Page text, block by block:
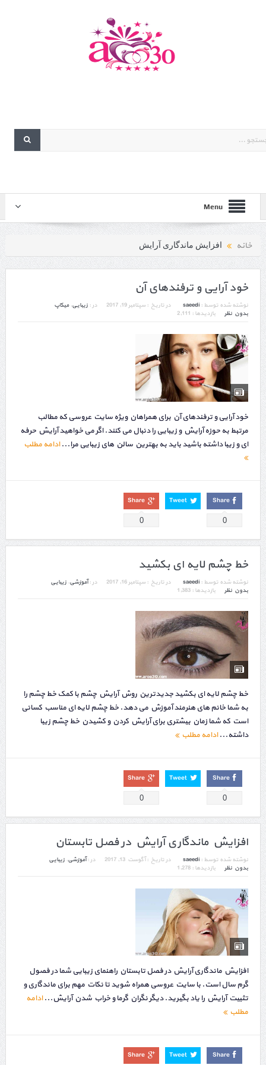
Menu
خانه افزایش ماندگاری آرایش
خود آرایی و ترفندهای آن
نوشته شده توسط : saeedi در تاریخ : سپتامبر 19, 2017 در : زیبایی,میکاپ
بدون نظر
بازدیدها : 2,111
خود آرایی و ترفندهای آن برای همراهان ویژه سایت عروسی که مطالب
مرتبط به حوزه آرایش و زیبایی را دنبال می کنند. اگر می خواهید آرایش حرفه
ای و زیبا داشته باشید باید به بهترین سالن های زیبایی مرا...ادامه مطلب
Share
0
Tweet
Share
0
خط چشم لایه ای بکشید
نوشته شده توسط : saeedi در تاریخ : سپتامبر 16, 2017 در :آموزشی, زیبایی
بدون نظر
بازدیدها : 1,383
خط چشم لایه ای بکشید جدیدترین روش آرایش چشم با کمک خط چشم را
به شما خانم های هنرمند آموزش می دهد. خط چشم لایه ای مناسب کسانی
است که شما زمان بیشتری برای آرایش کردن و کشیدن خط چشم زیبا
داشته...ادامه مطلب
Share
0
Tweet
Share
0
افزایش ماندگاری آرایش در فصل تابستان
نوشته شده توسط : saeedi در تاریخ :آگوست 13, 2017 در :آموزشی, زیبایی
بدون نظر
بازدیدها : 1,278
افزایش ماندگاری آرایش در فصل تابستان راهنمای زیبایی شما در فصول
گرم سال است. با سایت عروسی همراه شوید تا نکات مهم برای ماندگاری و
تثبیت آرایش را یاد بگیرید. دیگر نگران گرما و خراب شدن آرایش...ادامه
مطلب
Share
Tweet
Share